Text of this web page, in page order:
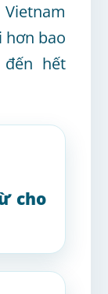
hơn bao
hết
cho